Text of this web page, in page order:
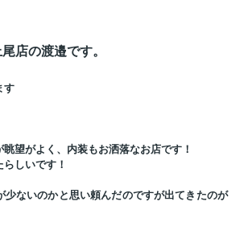
店の渡邉です。
す
望がよく、内装もお洒落なお店です！
しいです！
少ないのかと思い頼んだのですが出てきたのが